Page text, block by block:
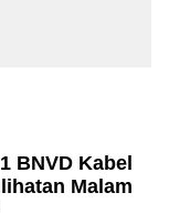
BNVD Kabel
Malam